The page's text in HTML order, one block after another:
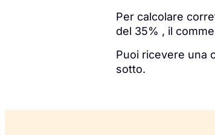
Per calcolare
del 35% , il
Puoi ricevere una
sotto.